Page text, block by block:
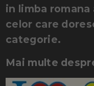
in limba
celor care
categorie.
Mai multe